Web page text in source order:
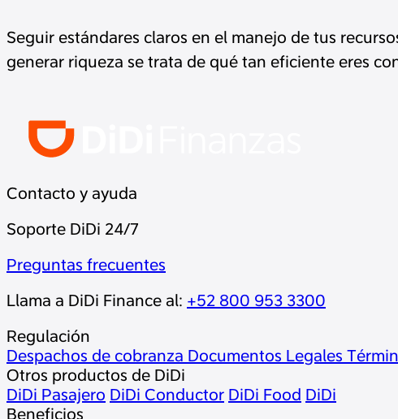
Seguir estándares claros en el manejo de tus
generar riqueza se trata de qué tan eficiente eres
Contacto y ayuda
Soporte DiDi 24/7
Preguntas frecuentes
Llama a DiDi Finance al: +52 800 953 3300
Regulación
Despachos de cobranza Documentos Legales
Otros productos de DiDi
DiDi Pasajero DiDi Conductor DiDi Food DiDi
Beneficios